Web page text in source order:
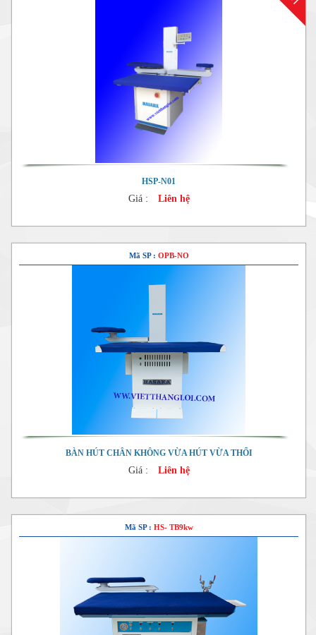
HSP-N01
Giá : Liên hệ
Mã SP : OPB-NO
BÀN HÚT CHÂN KHÔNG VỪA HÚT VỪA THỔI
Giá : Liên hệ
Mã SP : HS- TB9kw